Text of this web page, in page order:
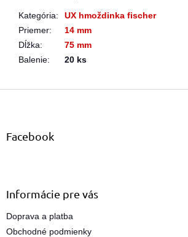
Kategória:
UX hmoždinka fischer
Priemer:
14 mm
Dĺžka:
75 mm
Balenie: 20 ks
Z
Facebook
Informácie pre vás
Doprava a platba
Obchodné podmienky